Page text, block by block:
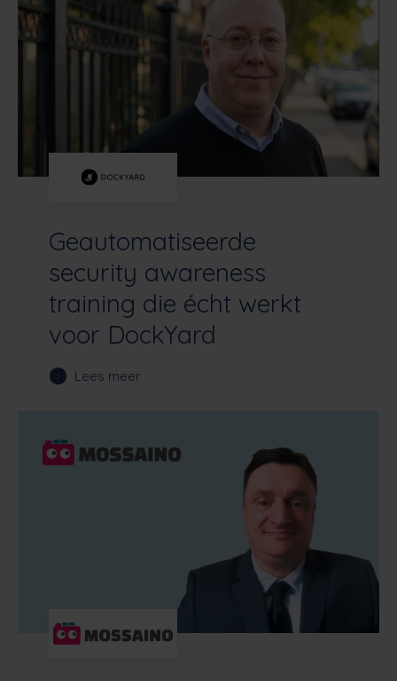
Geautomatiseerde
security awareness
training die écht werkt
voor DockYard
Lees meer